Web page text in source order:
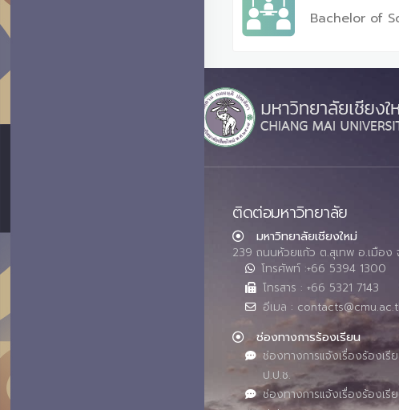
Bachelor of
ติดต่อมหาวิทยาลัย
มหาวิทยาลัยเชียงใหม่
239 ถนนห้วยแก้ว ต.สุเทพ อ.เมือง
โทรศัพท์ :+66 5394 1300
โทรสาร : +66 5321 7143
อีเมล :
ช่องทางการร้องเรียน
ช่องทางการแจ้งเรื่องร้องเรี
ป.ป.ช.
ช่องทางการแจ้งเรื่องร้องเรี